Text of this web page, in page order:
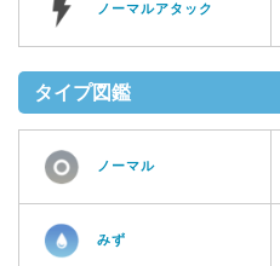
ノーマルアタック
タイプ図鑑
ノーマル
みず